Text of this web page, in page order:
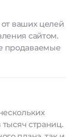
от ваших целей
сайтом.
продаваемые
тысяч страниц.